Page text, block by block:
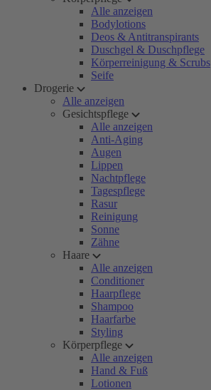
Alle anzeigen
Bodylotions
Deos & Antitranspirants
Duschgel & Duschpflege
Körperreinigung & Scrubs
Seife
Drogerie
Alle anzeigen
Gesichtspflege
Alle anzeigen
Anti-Aging
Augen
Lippen
Nachtpflege
Tagespflege
Rasur
Reinigung
Sonne
Zähne
Haare
Alle anzeigen
Conditioner
Haarpflege
Shampoo
Haarfarbe
Styling
Körperpflege
Alle anzeigen
Hand & Fuß
Lotionen